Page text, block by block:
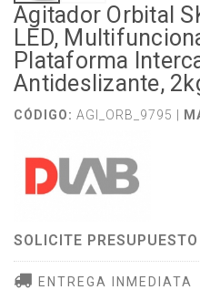
Agitador Orbital
LED,
Plataforma
Antideslizante,
CÓDIGO: AGI_ORB_9795 |
SOLICITE PRESUPUESTO
ENTREGA INMEDIATA